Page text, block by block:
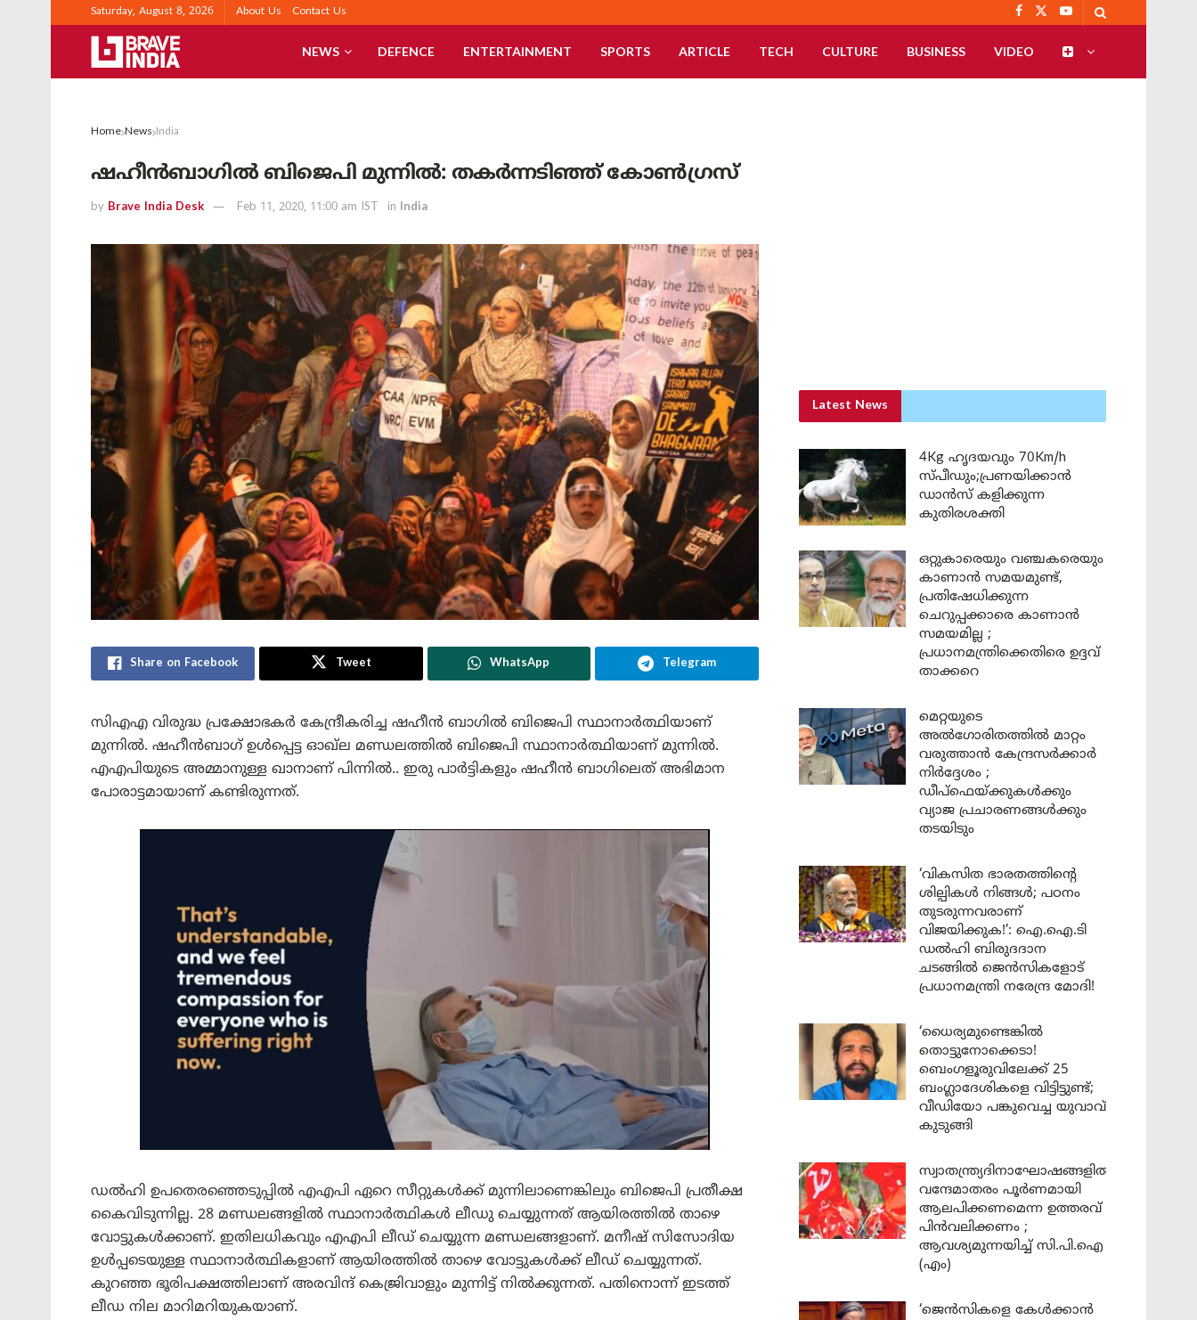
Saturday, August 8, 2026 About Us Contact Us
NEWS DEFENCE ENTERTAINMENT SPORTS ARTICLE TECH CULTURE BUSINESS VIDEO
Home News India
ഷഹീന്‍ബാഗില്‍ ബിജെപി മുന്നില്‍: തകര്‍ന്നടിഞ്ഞ് കോണ്‍ഗ്രസ്
by Brave India Desk Feb 11, 2020, 11:00 am IST in India
Share on Facebook Tweet WhatsApp Telegram
സിഎഎ വിരുദ്ധ പ്രക്ഷോഭകര്‍ കേന്ദ്രീകരിച്ച ഷഹീന്‍ ബാഗില്‍ ബിജെപി സ്ഥാനാര്‍ത്ഥിയാണ്
മുന്നില്‍. ഷഹീന്‍ബാഗ് ഉള്‍പ്പെട്ട ഓഖ്‌ല മണ്ഡലത്തില്‍ ബിജെപി സ്ഥാനാര്‍ത്ഥിയാണ് മുന്നില്‍.
എഎപിയുടെ അമ്മാനുള്ള ഖാനാണ് പിന്നില്‍.. ഇരു പാര്‍ട്ടികളും ഷഹീന്‍ ബാഗിലെത് അഭിമാന
പോരാട്ടമായാണ് കണ്ടിരുന്നത്.
ഡല്‍ഹി ഉപതെരഞ്ഞെടുപ്പില്‍ എഎപി ഏറെ സീറ്റുകള്‍ക്ക് മുന്നിലാണെങ്കിലും ബിജെപി പ്രതീക്ഷ
കൈവിടുന്നില്ല. 28 മണ്ഡലങ്ങളില്‍ സ്ഥാനാര്‍ത്ഥികള്‍ ലീഡു ചെയ്യുന്നത് ആയിരത്തില്‍ താഴെ
വോട്ടുകള്‍ക്കാണ്. ഇതിലധികവും എഎപി ലീഡ് ചെയ്യുന്ന മണ്ഡലങ്ങളാണ്. മനീഷ് സിസോദിയ
ഉള്‍പ്പടെയുള്ള സ്ഥാനാര്‍ത്ഥികളാണ് ആയിരത്തില്‍ താഴെ വോട്ടുകള്‍ക്ക് ലീഡ് ചെയ്യുന്നത്.
കുറഞ്ഞ ഭൂരിപക്ഷത്തിലാണ് അരവിന്ദ് കെജ്രിവാളും മുന്നിട്ട് നില്‍ക്കുന്നത്. പതിനൊന്ന് ഇടത്ത്
ലീഡ നില മാറിമറിയുകയാണ്.
Latest News
4Kg ഹൃദയവും 70Km/h
സ്പീഡും;പ്രണയിക്കാൻ
ഡാൻസ് കളിക്കുന്ന
കുതിരശക്തി
ഒറ്റുകാരെയും വഞ്ചകരെയും
കാണാൻ സമയമുണ്ട്,
പ്രതിഷേധിക്കുന്ന
ചെറുപ്പക്കാരെ കാണാൻ
സമയമില്ല ;
പ്രധാനമന്ത്രിക്കെതിരെ ഉദ്ദവ്
താക്കറെ
മെറ്റയുടെ
അൽഗോരിതത്തിൽ മാറ്റം
വരുത്താൻ കേന്ദ്രസർക്കാർ
നിർദ്ദേശം ;
ഡീപ്‌ഫെയ്ക്കുകൾക്കും
വ്യാജ പ്രചാരണങ്ങൾക്കും
തടയിടും
‘വികസിത ഭാരതത്തിന്റെ
ശില്പികൾ നിങ്ങൾ; പഠനം
തുടരുന്നവരാണ്
വിജയിക്കുക!’: ഐ.ഐ.ടി
ഡൽഹി ബിരുദദാന
ചടങ്ങിൽ ജെൻസികളോട്
പ്രധാനമന്ത്രി നരേന്ദ്ര മോദി!
‘ധൈര്യമുണ്ടെങ്കിൽ
തൊട്ടുനോക്കെടാ!
ബെംഗളൂരുവിലേക്ക് 25
ബംഗ്ലാദേശികളെ വിട്ടിട്ടുണ്ട്;
വീഡിയോ പങ്കുവെച്ച യുവാവ്
കുടുങ്ങി
സ്വാതന്ത്ര്യദിനാഘോഷങ്ങളിൽ
വന്ദേമാതരം പൂർണമായി
ആലപിക്കണമെന്ന ഉത്തരവ്
പിൻവലിക്കണം ;
ആവശ്യമുന്നയിച്ച് സി.പി.ഐ
(എം)
‘ജെൻസികളെ കേൾക്കാൻ